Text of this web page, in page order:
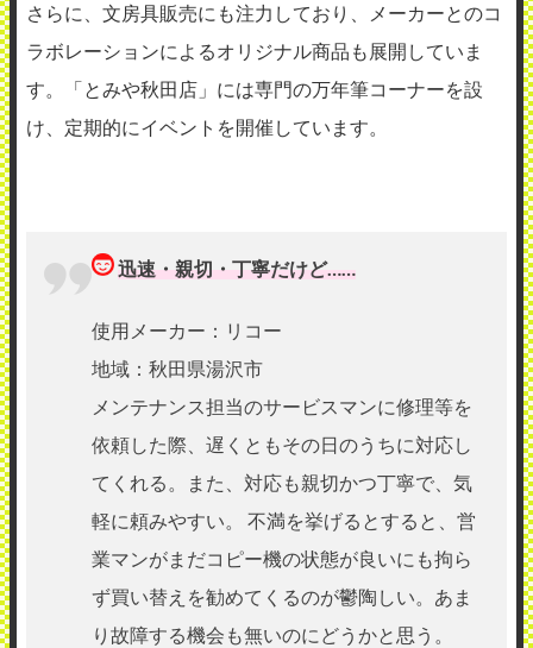
さらに、文房具販売にも注力しており、メーカーとのコ
ラボレーションによるオリジナル商品も展開していま
す。「とみや秋田店」には専門の万年筆コーナーを設
け、定期的にイベントを開催しています。
迅速・親切・丁寧だけど……
使用メーカー：リコー
地域：秋田県湯沢市
メンテナンス担当のサービスマンに修理等を
依頼した際、遅くともその日のうちに対応し
てくれる。また、対応も親切かつ丁寧で、気
軽に頼みやすい。 不満を挙げるとすると、営
業マンがまだコピー機の状態が良いにも拘ら
ず買い替えを勧めてくるのが鬱陶しい。あま
り故障する機会も無いのにどうかと思う。